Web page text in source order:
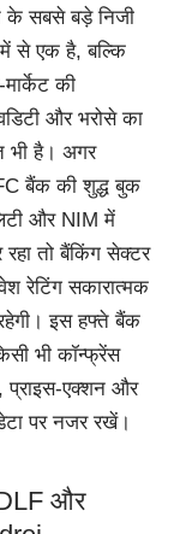
के सबसे बड़े निजी
से एक है, बल्कि
मार्केट की
और भरोसे का
है। अगर
बैंक की शुद्ध बुक
और NIM में
रहा तो बैंकिंग सेक्टर
रेटिंग सकारात्मक
इस हफ्ते बैंक
भी कॉन्फ्रेंस
प्राइस-एक्शन और
पर नजर रखें।
और